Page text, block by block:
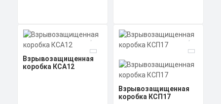
Взрывозащищенная
коробка КСА12
Взрывозащищенная
коробка КСП17